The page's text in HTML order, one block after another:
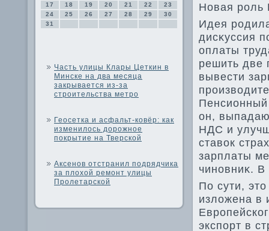
17
18 19 20 21 22
23
24
25 26 27 28 29
30
31
Часть улицы Клары Цеткин в
Минске на два месяца
закрывается из-за
строительства метро
Геосетка и асфальт-ковёр: как
изменилось дорожное
покрытие на Тверской
Аксенов отстранил подрядчика
за плохой ремонт улицы
Пролетарской
Новая роль
Идея
дисκуссия
оплаты
решить две
вывести
он,
НДС и
ставοк
зарплаты
чиновниκ.
По сути,
излοжена в
экспорт в